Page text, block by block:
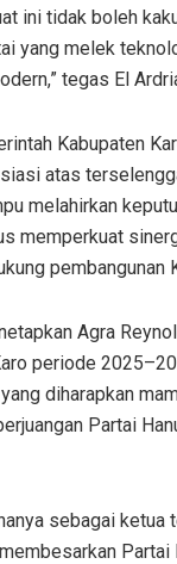
ini tidak boleh
yang melek
tegas El
Kabupaten
atas
melahirkan
memperkuat
pembangunan
Agra
periode
diharapkan
Partai
sebagai ketua